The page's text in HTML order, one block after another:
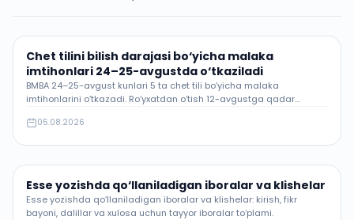
Chet tilini bilish darajasi bo‘yicha malaka
imtihonlari 24–25-avgustda o‘tkaziladi
BMBA 24–25-avgust kunlari 5 ta chet tili bo‘yicha malaka
imtihonlarini o‘tkazadi. Ro‘yxatdan o‘tish 12-avgustga qadar
05.08.2026
Esse yozishda qo‘llaniladigan iboralar va klishelar
Esse yozishda qo‘llaniladigan iboralar va klishelar: kirish, fikr
bayoni, dalillar va xulosa uchun tayyor iboralar to‘plami.